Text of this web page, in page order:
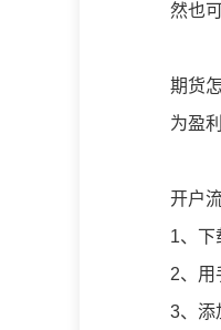
然也
期货
为盈
开户
1、下
2、用
3、添